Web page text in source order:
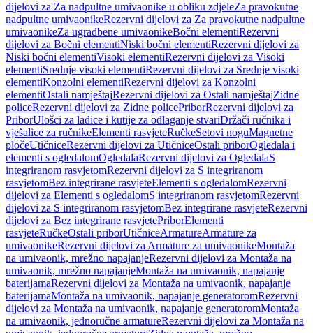
dijelovi za Za nadpultne umivaonike u obliku zdjeleZa pravokutne
nadpultne umivaonikeRezervni dijelovi za Za pravokutne nadpultne
umivaonikeZa ugradbene umivaonikeBočni elementiRezervni
dijelovi za Bočni elementiNiski bočni elementiRezervni dijelovi za
Niski bočni elementiVisoki elementiRezervni dijelovi za Visoki
elementiSrednje visoki elementiRezervni dijelovi za Srednje visoki
elementiKonzolni elementiRezervni dijelovi za Konzolni
elementiOstali namještajRezervni dijelovi za Ostali namještajZidne
policeRezervni dijelovi za Zidne policePriborRezervni dijelovi za
PriborUlošci za ladice i kutije za odlaganje stvariDržači ručnika i
vješalice za ručnikeElementi rasvjeteRučkeSetovi noguMagnetne
pločeUtičniceRezervni dijelovi za UtičniceOstali priborOgledala i
elementi s ogledalomOgledalaRezervni dijelovi za OgledalaS
integriranom rasvjetomRezervni dijelovi za S integriranom
rasvjetomBez integrirane rasvjeteElementi s ogledalomRezervni
dijelovi za Elementi s ogledalomS integriranom rasvjetomRezervni
dijelovi za S integriranom rasvjetomBez integrirane rasvjeteRezervni
dijelovi za Bez integrirane rasvjetePriborElementi
rasvjeteRučkeOstali priborUtičniceArmatureArmature za
umivaonikeRezervni dijelovi za Armature za umivaonikeMontaža
na umivaonik, mrežno napajanjeRezervni dijelovi za Montaža na
umivaonik, mrežno napajanjeMontaža na umivaonik, napajanje
baterijamaRezervni dijelovi za Montaža na umivaonik, napajanje
baterijamaMontaža na umivaonik, napajanje generatoromRezervni
dijelovi za Montaža na umivaonik, napajanje generatoromMontaža
na umivaonik, jednoručne armatureRezervni dijelovi za Montaža na